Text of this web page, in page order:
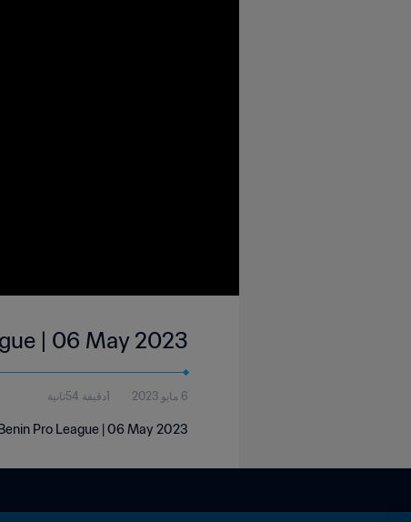
| 06 May 2023
6 مايو 2023 1دقيقة 54ثانية
Pro League | 06 May 2023